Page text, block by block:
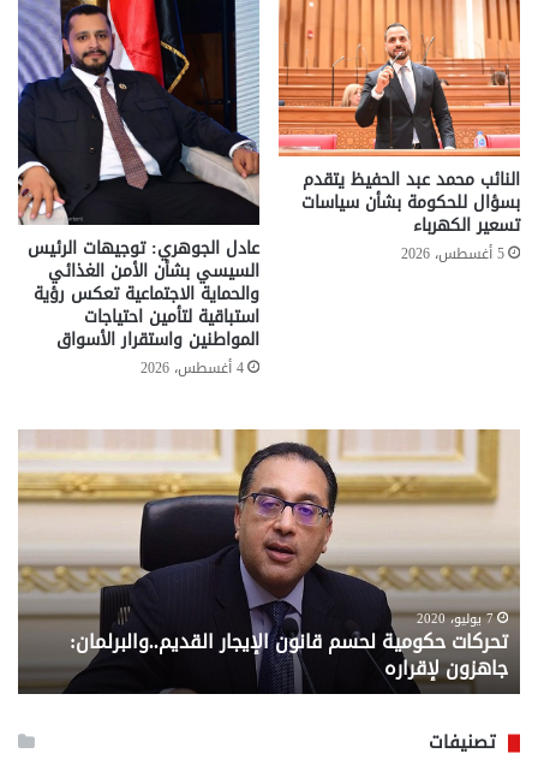
النائب محمد عبد الحفيظ يتقدم
بسؤال للحكومة بشأن سياسات
تسعير الكهرباء
5 أغسطس، 2026 عادل الجوهري: توجيهات الرئيس
السيسي بشأن الأمن الغذائي
والحماية الاجتماعية تعكس رؤية
استباقية لتأمين احتياجات
المواطنين واستقرار الأسواق
4 أغسطس، 2026
تحركات
حكومية
لحسم
قانون
القديم..والبرلمان:
جاهزون
لإقراره
7 يوليو، 2020
تحركات حكومية لحسم قانون الإيجار القديم..والبرلمان:
جاهزون لإقراره
..
من
تصنيفات